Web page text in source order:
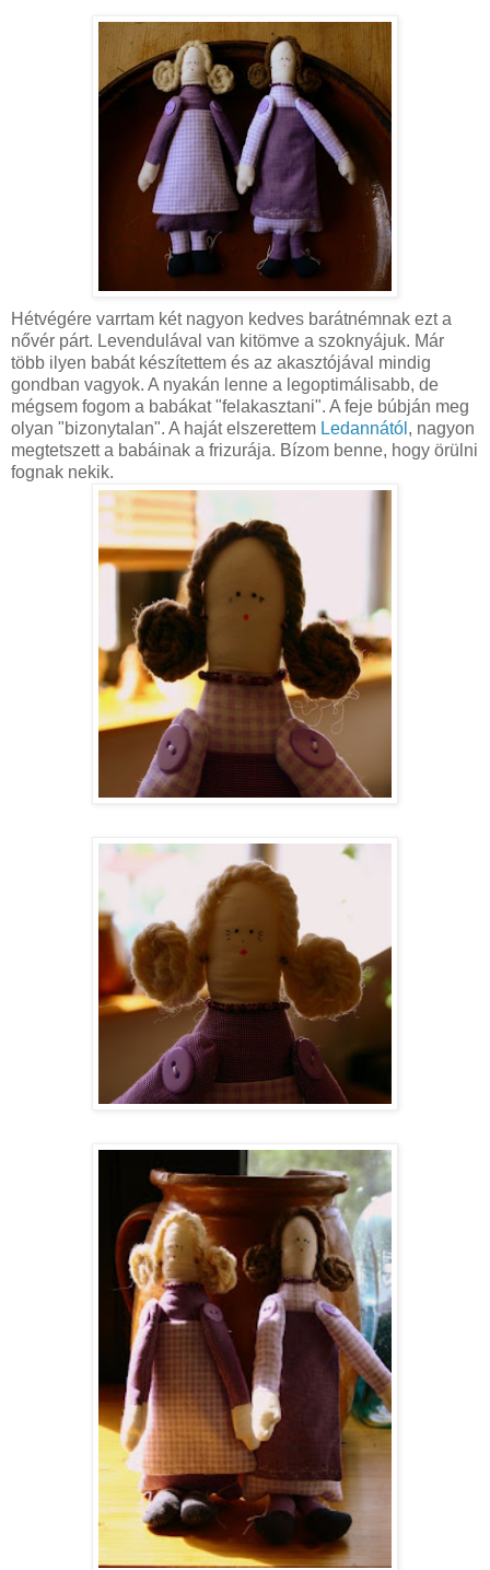
Hétvégére varrtam két nagyon kedves barátnémnak ezt a
nővér párt. Levendulával van kitömve a szoknyájuk. Már
több ilyen babát készítettem és az akasztójával mindig
gondban vagyok. A nyakán lenne a legoptimálisabb, de
mégsem fogom a babákat "felakasztani". A feje búbján meg
olyan "bizonytalan". A haját elszerettem Ledannától , nagyon
megtetszett a babáinak a frizurája. Bízom benne, hogy örülni
fognak nekik.